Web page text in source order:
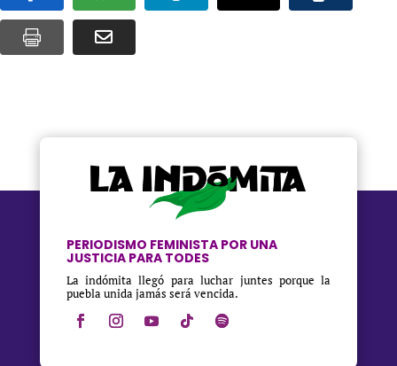
PERIODISMO FEMINISTA POR UNA
JUSTICIA PARA TODES
La indómita llegó para luchar juntes porque la
puebla unida jamás será vencida.